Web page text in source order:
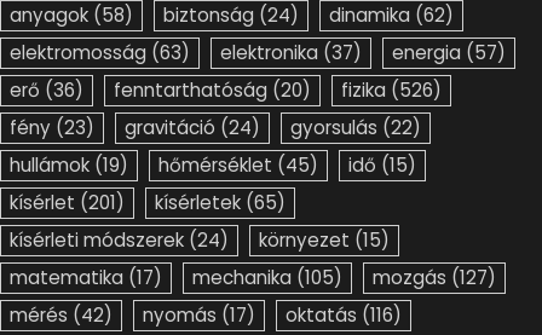
anyagok (58) biztonság (24) dinamika (62)
elektromosság (63) elektronika (37) energia (57)
erő (36) fenntarthatóság (20) fizika (526)
fény (23) gravitáció (24) gyorsulás (22)
hullámok (19) hőmérséklet (45) idő (15)
kísérlet (201) kísérletek (65)
kísérleti módszerek (24) környezet (15)
matematika (17) mechanika (105) mozgás (127)
mérés (42) nyomás (17) oktatás (116)